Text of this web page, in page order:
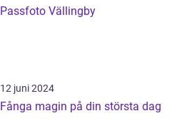
Passfoto Vällingby
12 juni 2024
Fånga magin på din största dag